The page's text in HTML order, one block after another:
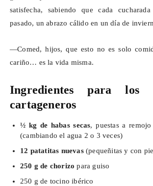
satisfecha, sabiendo que cada
pasado, un abrazo cálido en un día de
—Comed, hijos, que esto no es solo
cariño… es la vida misma.
Ingredientes para los
cartageneros
½ kg de habas secas, puestas a
(cambiando el agua 2 o 3 veces)
12 patatitas nuevas (pequeñitas y con
250 g de chorizopara guiso
250 g de tocino ibérico